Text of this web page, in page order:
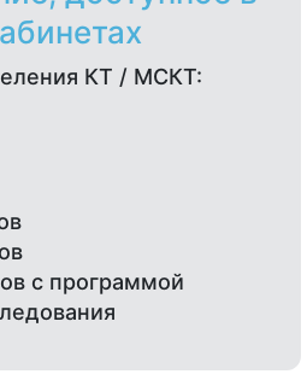
КТ / МСКТ:
с программой